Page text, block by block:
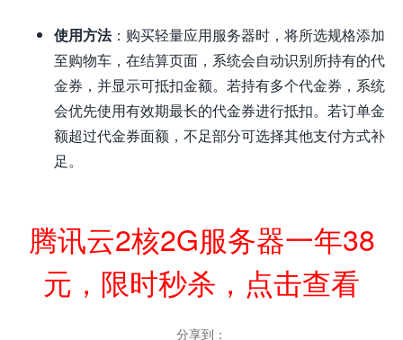
使用方法：购买轻量应用服务器时，将所选规格添加
至购物车，在结算页面，系统会自动识别所持有的代
金券，并显示可抵扣金额。若持有多个代金券，系统
会优先使用有效期最长的代金券进行抵扣。若订单金
额超过代金券面额，不足部分可选择其他支付方式补
足。
腾讯云2核2G服务器一年38
元，限时秒杀，点击查看
分享到：